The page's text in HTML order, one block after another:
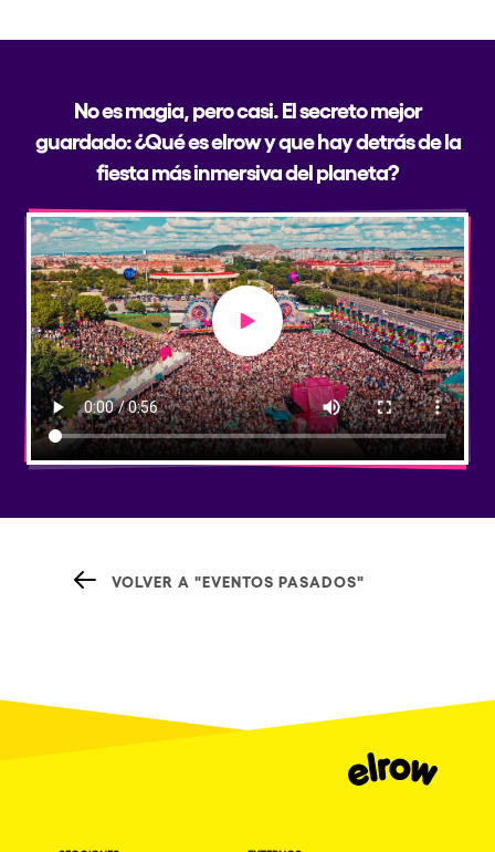
No es magia, pero casi. El secreto mejor
guardado: ¿Qué es elrow y que hay detrás de la
fiesta más inmersiva del planeta?
Play video
VOLVER A "EVENTOS PASADOS"